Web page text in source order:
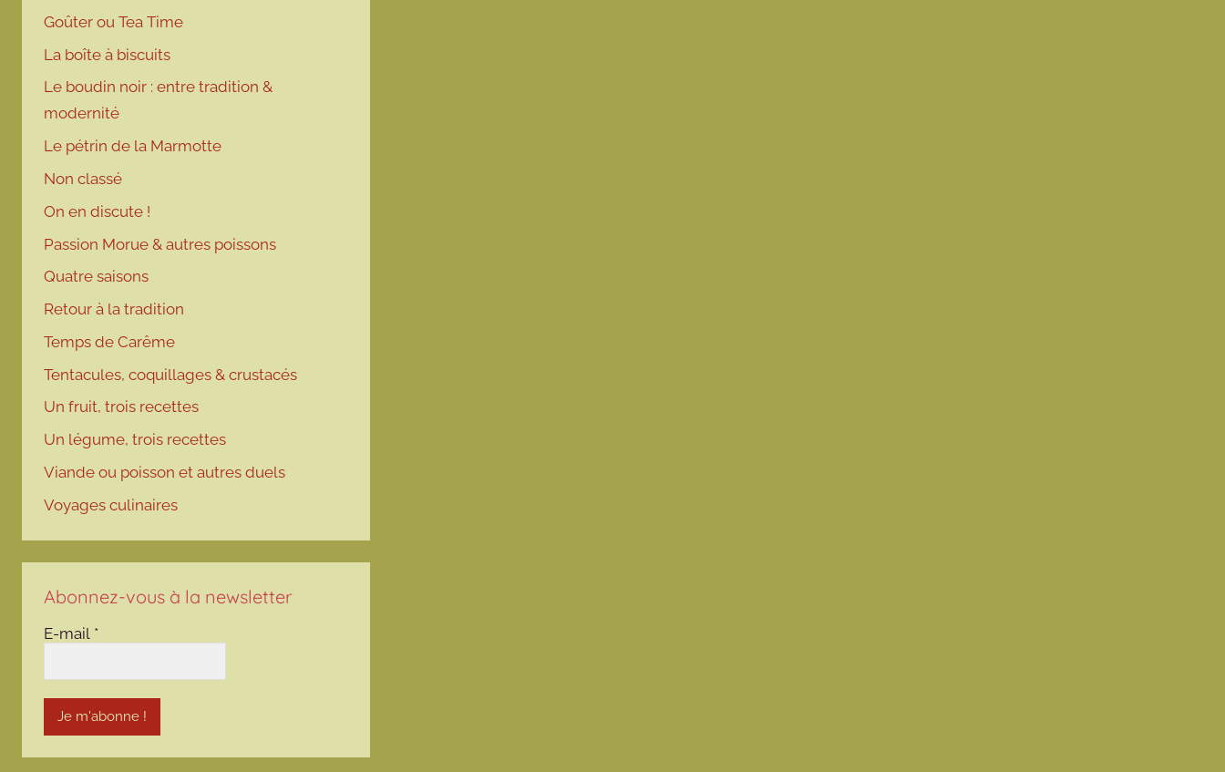
Goûter ou Tea Time
La boîte à biscuits
Le boudin noir : entre tradition &
modernité
Le pétrin de la Marmotte
Non classé
On en discute !
Passion Morue & autres poissons
Quatre saisons
Retour à la tradition
Temps de Carême
Tentacules, coquillages & crustacés
Un fruit, trois recettes
Un légume, trois recettes
Viande ou poisson et autres duels
Voyages culinaires
Abonnez-vous à la newsletter
E-mail *